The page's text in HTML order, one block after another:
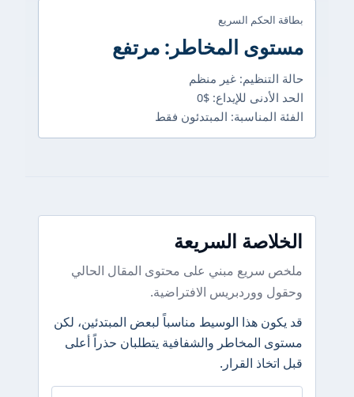
بطاقة الحكم السريع
مستوى المخاطر: مرتفع
حالة التنظيم: غير منظم
الحد الأدنى للإيداع: $0
الفئة المناسبة: المبتدئون فقط
الخلاصة السريعة
ملخص سريع مبني على محتوى المقال الحالي
وحقول ووردبريس الافتراضية.
قد يكون هذا الوسيط مناسباً لبعض المبتدئين، لكن
مستوى المخاطر والشفافية يتطلبان حذراً أعلى
قبل اتخاذ القرار.